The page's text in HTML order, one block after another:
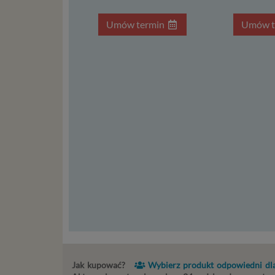
Umów termin Umów
Jak kupować? Wybierz produkt odpowiedni
takimi
mogą
kilka